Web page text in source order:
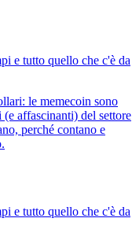
e tutto quello che c'è da
le memecoin sono
affascinanti) del settore
perché contano e
e tutto quello che c'è da